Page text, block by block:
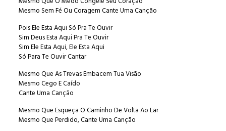
Mesmo Sem Fé Ou Coragem Cante Uma Canção
Pois Ele Esta Aqui Só Pra Te Ouvir
Sim Deus Esta Aqui Pra Te Ouvir
Sim Ele Esta Aqui, Ele Esta Aqui
Só Para Te Ouvir Cantar
Mesmo Que As Trevas Embacem Tua Visão
Mesmo Cego E Caído
Cante Uma Canção
Mesmo Que Esqueça O Caminho De Volta Ao Lar
Mesmo Que Perdido, Cante Uma Canção